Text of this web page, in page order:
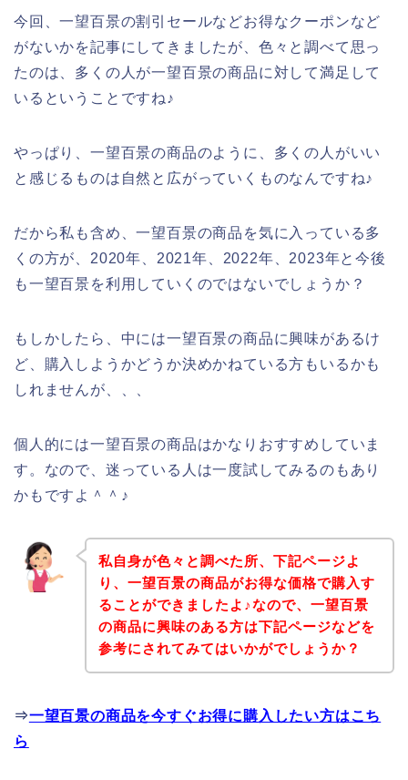
今回、一望百景の割引セールなどお得なクーポンなど
がないかを記事にしてきましたが、色々と調べて思っ
たのは、多くの人が一望百景の商品に対して満足して
いるということですね♪
やっぱり、一望百景の商品のように、多くの人がいい
と感じるものは自然と広がっていくものなんですね♪
だから私も含め、一望百景の商品を気に入っている多
くの方が、2020年、2021年、2022年、2023年と今後
も一望百景を利用していくのではないでしょうか？
もしかしたら、中には一望百景の商品に興味があるけ
ど、購入しようかどうか決めかねている方もいるかも
しれませんが、、、
個人的には一望百景の商品はかなりおすすめしていま
す。なので、迷っている人は一度試してみるのもあり
かもですよ＾＾♪
私自身が色々と調べた所、下記ページよ
り、一望百景の商品がお得な価格で購入す
ることができましたよ♪なので、一望百景
の商品に興味のある方は下記ページなどを
参考にされてみてはいかがでしょうか？
⇒一望百景の商品を今すぐお得に購入したい方はこち
ら